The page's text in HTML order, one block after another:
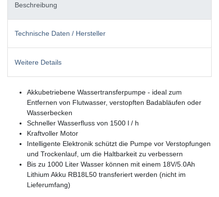
Beschreibung
Technische Daten / Hersteller
Weitere Details
Akkubetriebene Wassertransferpumpe - ideal zum
Entfernen von Flutwasser, verstopften Badabläufen oder
Wasserbecken
Schneller Wasserfluss von 1500 l / h
Kraftvoller Motor
Intelligente Elektronik schützt die Pumpe vor Verstopfungen
und Trockenlauf, um die Haltbarkeit zu verbessern
Bis zu 1000 Liter Wasser können mit einem 18V/5.0Ah
Lithium Akku RB18L50 transferiert werden (nicht im
Lieferumfang)